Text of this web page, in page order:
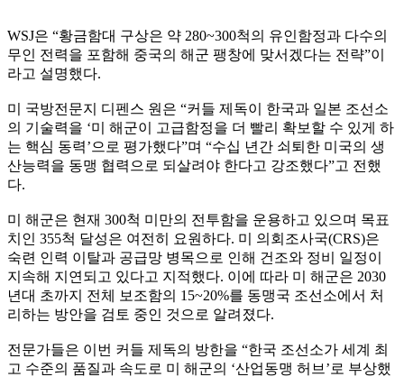
WSJ은 “황금함대 구상은 약 280~300척의 유인함정과 다수의
무인 전력을 포함해 중국의 해군 팽창에 맞서겠다는 전략”이
라고 설명했다.
미 국방전문지 디펜스 원은 “커들 제독이 한국과 일본 조선소
의 기술력을 ‘미 해군이 고급함정을 더 빨리 확보할 수 있게 하
는 핵심 동력’으로 평가했다”며 “수십 년간 쇠퇴한 미국의 생
산능력을 동맹 협력으로 되살려야 한다고 강조했다”고 전했
다.
미 해군은 현재 300척 미만의 전투함을 운용하고 있으며 목표
치인 355척 달성은 여전히 요원하다. 미 의회조사국(CRS)은
숙련 인력 이탈과 공급망 병목으로 인해 건조와 정비 일정이
지속해 지연되고 있다고 지적했다. 이에 따라 미 해군은 2030
년대 초까지 전체 보조함의 15~20%를 동맹국 조선소에서 처
리하는 방안을 검토 중인 것으로 알려졌다.
전문가들은 이번 커들 제독의 방한을 “한국 조선소가 세계 최
고 수준의 품질과 속도로 미 해군의 ‘산업동맹 허브’로 부상했